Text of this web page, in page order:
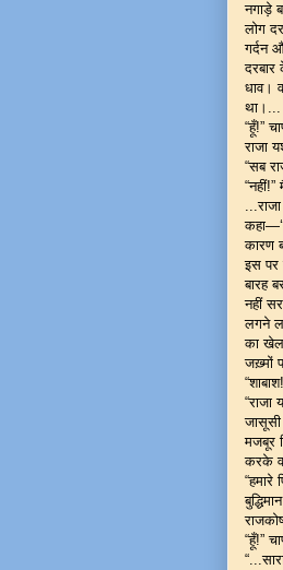
नगाड़े
लोग
गर्दन
धाव।
था।...
“हूँ!”
राजा
“सब
कारण
इस पर
बारह
नहीं
लगने
का खेल
जख़्मों
“राजा
जासूसी
मजबूर
करके
“हमारे
“हूँ!”